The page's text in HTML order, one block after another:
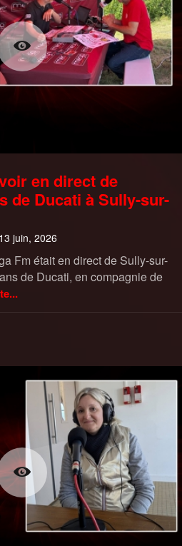
en direct de
de Ducati à Sully-sur-
13 juin, 2026
Fm était en direct de Sully-sur-
de Ducati, en compagnie de